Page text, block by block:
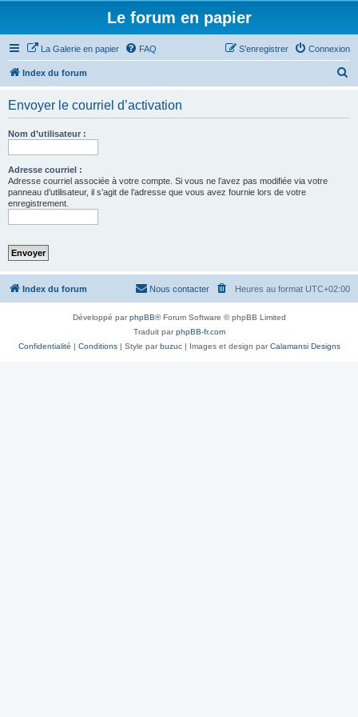
Le forum en papier
La Galerie en papier FAQ Connexion
S’enregistrer
Index du forum
Envoyer le courriel d’activation
Nom d’utilisateur :
Adresse courriel :
Adresse courriel associée à votre compte. Si vous ne l’avez pas modifiée via votre
panneau d’utilisateur, il s’agit de l’adresse que vous avez fournie lors de votre
enregistrement.
Index du forum Heures au format UTC+02:00
Nous contacter
Développé parphpBB® Forum Software © phpBB Limited
Traduit parphpBB-fr.com
Confidentialité | Conditions| Style parbuzuc| Images et design parCalamansi Designs